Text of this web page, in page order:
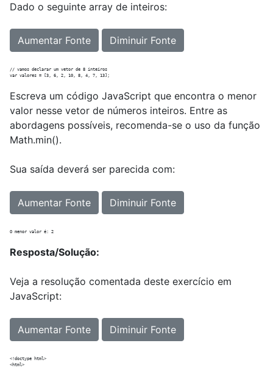
Dado o seguinte array de inteiros:
Aumentar Fonte Diminuir Fonte
// vamos declarar um vetor de 8 inteiros
Escreva um código JavaScript que encontra o menor
valor nesse vetor de números inteiros. Entre as
abordagens possíveis, recomenda-se o uso da função
Math.min().
Sua saída deverá ser parecida com:
Aumentar Fonte Diminuir Fonte
Resposta/Solução:
Veja a resolução comentada deste exercício em
JavaScript:
Aumentar Fonte Diminuir Fonte
<!doctype html>
<html>